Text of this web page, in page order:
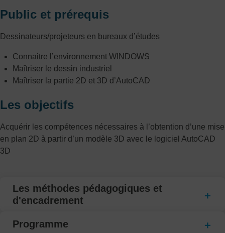
Public et prérequis
Dessinateurs/projeteurs en bureaux d’études
Connaitre l’environnement WINDOWS
Maîtriser le dessin industriel
Maîtriser la partie 2D et 3D d’AutoCAD
Les objectifs
Acquérir les compétences nécessaires à l’obtention d’une mise
en plan 2D à partir d’un modèle 3D avec le logiciel AutoCAD
3D
Les méthodes pédagogiques et
d'encadrement
Programme